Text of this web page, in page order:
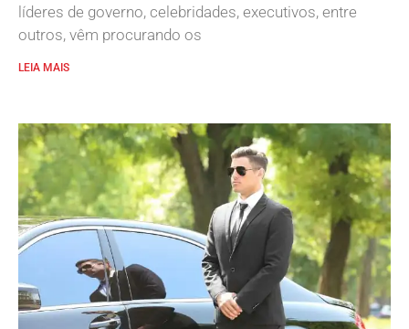
líderes de governo, celebridades, executivos, entre
outros, vêm procurando os
LEIA MAIS